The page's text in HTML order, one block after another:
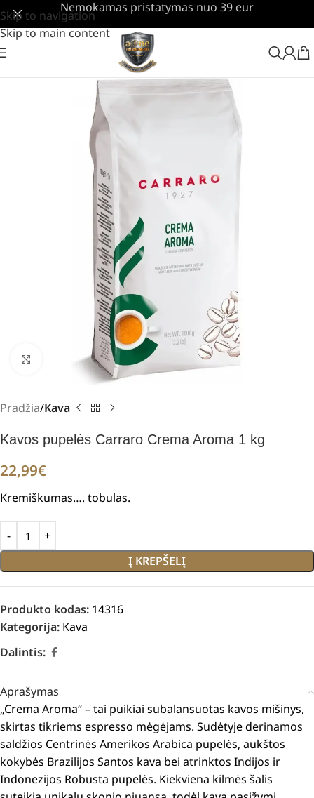
Skip to navigation
Skip to main content
Nemokamas pristatymas nuo 39 eur
Padidinti
Pradžia Kava
Kavos pupelės Carraro Crema Aroma 1 kg
22,99€
Kremiškumas…. tobulas.
Į KREPŠELĮ
Produkto kodas: 14316
Kategorija: Kava
Dalintis:
Aprašymas
„Crema Aroma“ – tai puikiai subalansuotas kavos mišinys,
skirtas tikriems espresso mėgėjams. Sudėtyje derinamos
saldžios Centrinės Amerikos Arabica pupelės, aukštos
kokybės Brazilijos Santos kava bei atrinktos Indijos ir
Indonezijos Robusta pupelės. Kiekviena kilmės šalis